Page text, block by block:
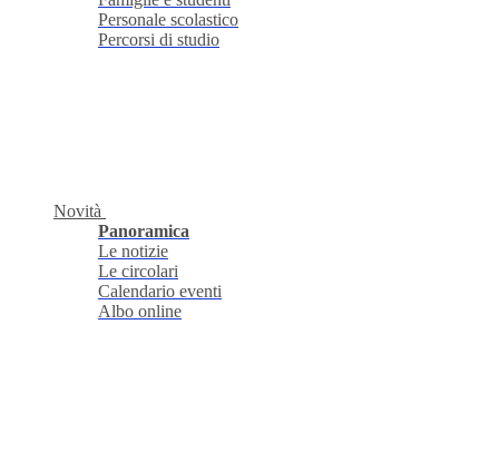
Personale scolastico
Percorsi di studio
Novità
Panoramica
Le notizie
Le circolari
Calendario eventi
Albo online